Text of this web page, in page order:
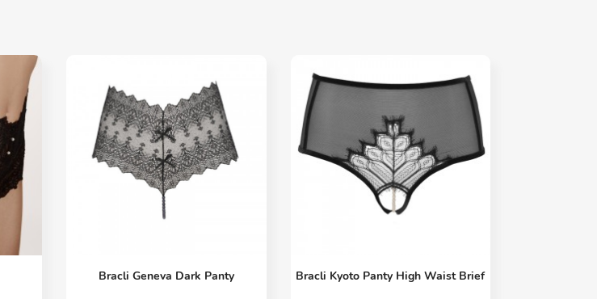
Vorschau
Bracli Geneva Dark Panty Vorschau
Bracli Kyoto Panty High Waist Brief